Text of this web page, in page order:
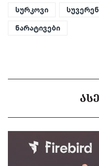
სურკოვი
ნარატივები